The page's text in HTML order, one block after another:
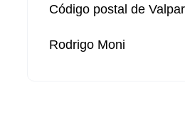
Código postal de
Rodrigo Moni